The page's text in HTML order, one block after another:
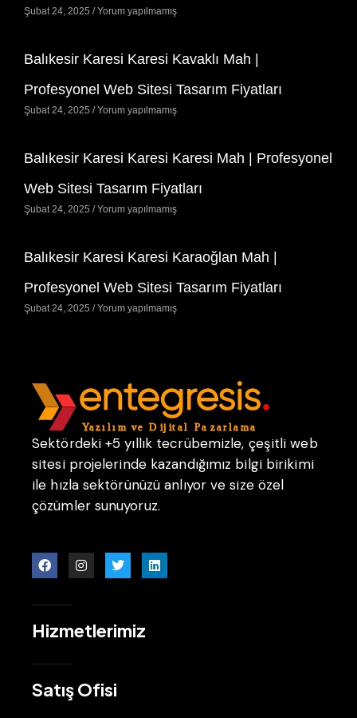
Şubat 24, 2025 Yorum yapılmamış
Balıkesir Karesi Karesi Kavaklı Mah |
Profesyonel Web Sitesi Tasarım Fiyatları
Şubat 24, 2025 Yorum yapılmamış
Balıkesir Karesi Karesi Karesi Mah | Profesyonel
Web Sitesi Tasarım Fiyatları
Şubat 24, 2025 Yorum yapılmamış
Balıkesir Karesi Karesi Karaoğlan Mah |
Profesyonel Web Sitesi Tasarım Fiyatları
Şubat 24, 2025 Yorum yapılmamış
Sektördeki +5 yıllık tecrübemizle, çeşitli web
sitesi projelerinde kazandığımız bilgi birikimi
ile hızla sektörünüzü anlıyor ve size özel
çözümler sunuyoruz.
Hizmetlerimiz
Satış Ofisi